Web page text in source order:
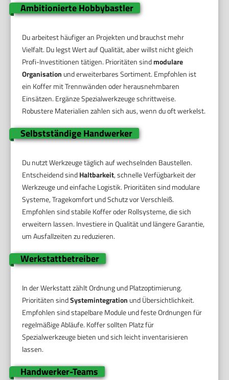
Ambitionierte Hobbybastler
Du arbeitest häufiger an Projekten und brauchst mehr
Vielfalt. Du legst Wert auf Qualität, aber willst nicht gleich
Profi-Investitionen tätigen. Prioritäten sindmodulare
Organisation und erweiterbares Sortiment. Empfohlen ist
ein Koffer mit Trennwänden oder herausnehmbaren
Einsätzen. Ergänze Spezialwerkzeuge schrittweise.
Robustere Materialien zahlen sich aus, wenn du oft werkelst.
Selbstständige Handwerker
Du nutzt Werkzeuge täglich auf wechselnden Baustellen.
Entscheidend sindHaltbarkeit, schnelle Verfügbarkeit der
Werkzeuge und einfache Logistik. Prioritäten sind modulare
Systeme, Tragekomfort und Schutz vor Verschleiß.
Empfohlen sind stabile Koffer oder Rollsysteme, die sich
erweitern lassen. Investiere in Qualität und längere Garantie,
um Ausfallzeiten zu reduzieren.
Werkstattbetreiber
In der Werkstatt zählt Ordnung und Platzoptimierung.
Prioritäten sindSystemintegration und Übersichtlichkeit.
Empfohlen sind stapelbare Module und feste Ordnungen für
regelmäßige Abläufe. Koffer sollten Platz für
Spezialwerkzeuge bieten und sich leicht inventarisieren
lassen.
Handwerker-Teams